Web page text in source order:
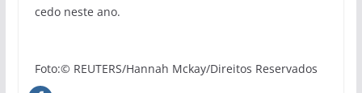
cedo neste ano.
Foto:© REUTERS/Hannah Mckay/Direitos Reservados